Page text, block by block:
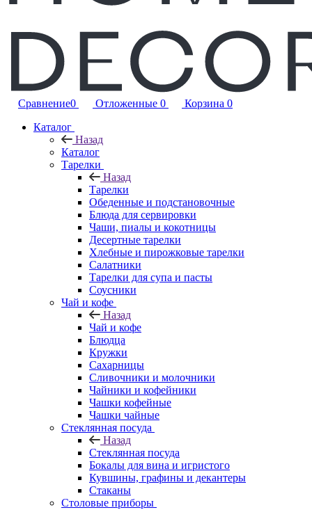
Сравнение0 Отложенные 0 Корзина 0
Каталог
Назад
Каталог
Тарелки
Назад
Тарелки
Обеденные и подстановочные
Блюда для сервировки
Чаши, пиалы и кокотницы
Десертные тарелки
Хлебные и пирожковые тарелки
Салатники
Тарелки для супа и пасты
Соусники
Чай и кофе
Назад
Чай и кофе
Блюдца
Кружки
Сахарницы
Сливочники и молочники
Чайники и кофейники
Чашки кофейные
Чашки чайные
Стеклянная посуда
Назад
Стеклянная посуда
Бокалы для вина и игристого
Кувшины, графины и декантеры
Стаканы
Столовые приборы